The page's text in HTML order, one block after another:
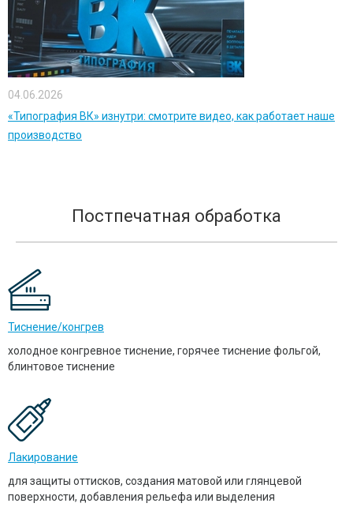
04.06.2026
«Типография ВК» изнутри: смотрите видео, как работает наше
производство
Постпечатная обработка
Тиснение/конгрев
холодное конгревное тиснение, горячее тиснение фольгой,
блинтовое тиснение
Лакирование
для защиты оттисков, создания матовой или глянцевой
поверхности, добавления рельефа или выделения